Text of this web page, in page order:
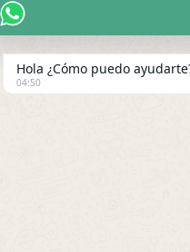
Hola ¿Cómo puedo
04:50